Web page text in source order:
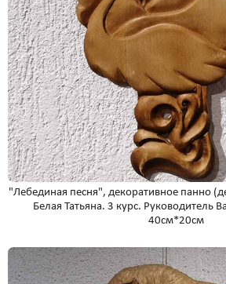
"Лебединая песня", декоративное панно
Белая Татьяна. 3 курс. Руководитель
40см*20см